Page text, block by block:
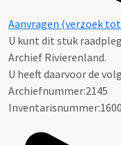
Aanvragen (verzoek
U kunt dit stuk
Archief Rivierenland.
U heeft daarvoor de
Archiefnummer:2145